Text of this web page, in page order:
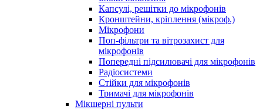
Капсулі, решітки до мікрофонів
Кронштейни, кріплення (мікроф.)
Мікрофони
Поп-фільтри та вітрозахист для
мікрофонів
Попередні підсилювачі для мікрофонів
Радіосистеми
Стійки для мікрофонів
Тримачі для мікрофонів
Мікшерні пульти